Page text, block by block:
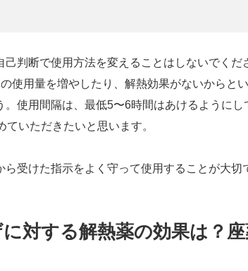
己判断で使用方法を変えることはしないでくだ
使用量を増やしたり、解熱効果がないからと
。使用間隔は、最低5〜6時間はあけるように
いただきたいと思います。
受けた指示をよく守って使用することが大切
対する解熱薬の効果は？